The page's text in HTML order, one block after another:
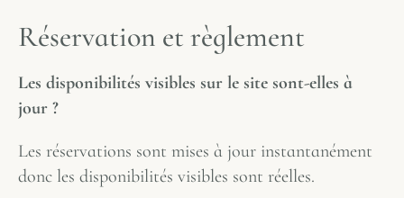
Réservation et règlement
Les disponibilités visibles sur le site sont-elles à
jour ?
Les réservations sont mises à jour instantanément
donc les disponibilités visibles sont réelles.